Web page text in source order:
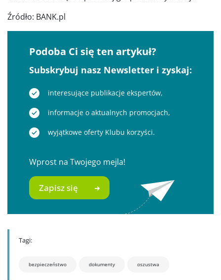
Źródło: BANK.pl
Podoba Ci się ten artykuł?
Subskrybuj nasz Newsletter i zyskaj:
interesujące publikacje ekspertów,
informacje o aktualnych promocjach,
wyjątkowe oferty Klubu korzyści.
Wprost na Twojego mejla!
Zapisz się
Tagi:
bezpieczeństwo dokumenty oszustwa